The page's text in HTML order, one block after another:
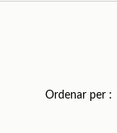
Ordenar per :